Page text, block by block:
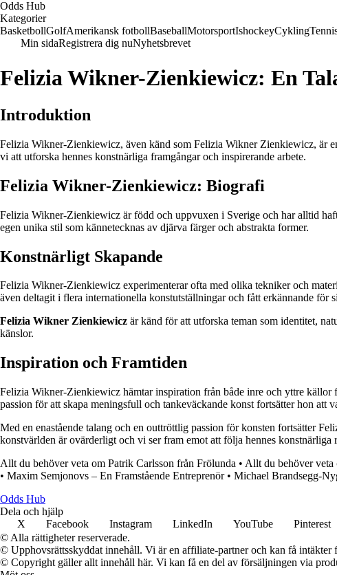
Odds Hub
Kategorier
BasketbollGolfAmerikansk fotbollBaseballMotorsportIshockeyCykling
Min sidaRegistrera dig nuNyhetsbrevet
Felizia Wikner-Zienkiewicz: En
Introduktion
Felizia Wikner-Zienkiewicz, även känd som Felizia Wikner Zienkiewicz, är
vi att utforska hennes konstnärliga framgångar och inspirerande arbete.
Felizia Wikner-Zienkiewicz: Biografi
Felizia Wikner-Zienkiewicz är född och uppvuxen i Sverige och har alltid
egen unika stil som kännetecknas av djärva färger och abstrakta former.
Konstnärligt Skapande
Felizia Wikner-Zienkiewicz experimenterar ofta med olika tekniker och
även deltagit i flera internationella konstutställningar och fått erkännande för
Felizia Wikner Zienkiewicz är känd för att utforska teman som identitet,
känslor.
Inspiration och Framtiden
Felizia Wikner-Zienkiewicz hämtar inspiration från både inre och yttre källor
passion för att skapa meningsfull och tankeväckande konst fortsätter hon att
Med en enastående talang och en outtröttlig passion för konsten fortsätter
konstvärlden är ovärderligt och vi ser fram emot att följa hennes konstnärliga
Allt du behöver veta om Patrik Carlsson från Frölunda • Allt du behöver
• Maxim Semjonovs – En Framstående Entreprenör• Michael Brandsegg-
Odds Hub
Dela och hjälp
X
Facebook Instagram LinkedIn YouTube Pinterest
© Alla rättigheter reserverade.
© Upphovsrättsskyddat innehåll. Vi är en affiliate-partner och kan få intäkter
© Copyright gäller allt innehåll här. Vi kan få en del av försäljningen via